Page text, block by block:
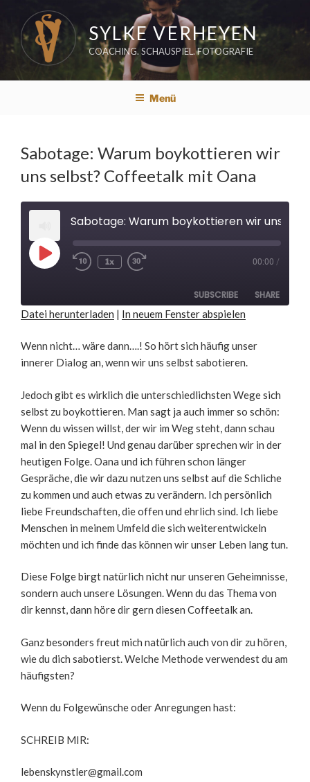
Inhalt
springen
SYLKE VERHEYEN
COACHING. SCHAUSPIEL. FOTOGRAFIE
Menü
Sabotage: Warum boykottieren wir
uns selbst? Coffeetalk mit Oana
Play
Episode
Rewind
1x 00:00 /
SUBSCRIBE SHARE
RSS FEED
LINK
EMBED
Datei herunterladen | In neuem Fenster abspielen
Wenn nicht… wäre dann….! So hört sich häufig unser
innerer Dialog an, wenn wir uns selbst sabotieren.
Jedoch gibt es wirklich die unterschiedlichsten Wege sich
selbst zu boykottieren. Man sagt ja auch immer so schön:
Wenn du wissen willst, der wir im Weg steht, dann schau
mal in den Spiegel! Und genau darüber sprechen wir in der
heutigen Folge. Oana und ich führen schon länger
Gespräche, die wir dazu nutzen uns selbst auf die Schliche
zu kommen und auch etwas zu verändern. Ich persönlich
liebe Freundschaften, die offen und ehrlich sind. Ich liebe
Menschen in meinem Umfeld die sich weiterentwickeln
möchten und ich finde das können wir unser Leben lang tun.
Diese Folge birgt natürlich nicht nur unseren Geheimnisse,
sondern auch unsere Lösungen. Wenn du das Thema von
dir kennst, dann höre dir gern diesen Coffeetalk an.
Ganz besonders freut mich natürlich auch von dir zu hören,
wie du dich sabotierst. Welche Methode verwendest du am
häufigsten?
Wenn du Folgewünsche oder Anregungen hast:
SCHREIB MIR:
lebenskynstler@gmail.com